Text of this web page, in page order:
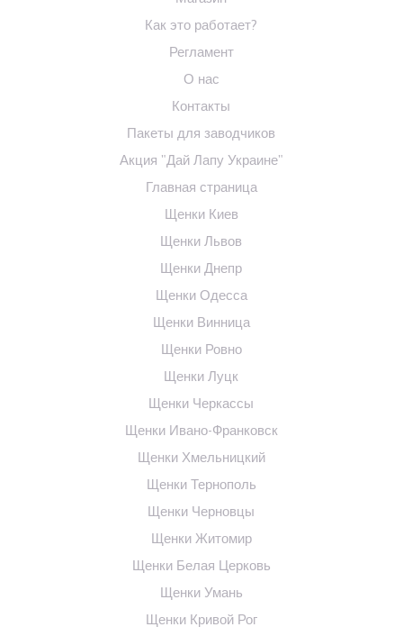
Как это работает?
Регламент
О нас
Контакты
Пакеты для заводчиков
Акция "Дай Лапу Украине"
Главная страница
Щенки Киев
Щенки Львов
Щенки Днепр
Щенки Одесса
Щенки Винница
Щенки Ровно
Щенки Луцк
Щенки Черкассы
Щенки Ивано-Франковск
Щенки Хмельницкий
Щенки Тернополь
Щенки Черновцы
Щенки Житомир
Щенки Белая Церковь
Щенки Умань
Щенки Кривой Рог